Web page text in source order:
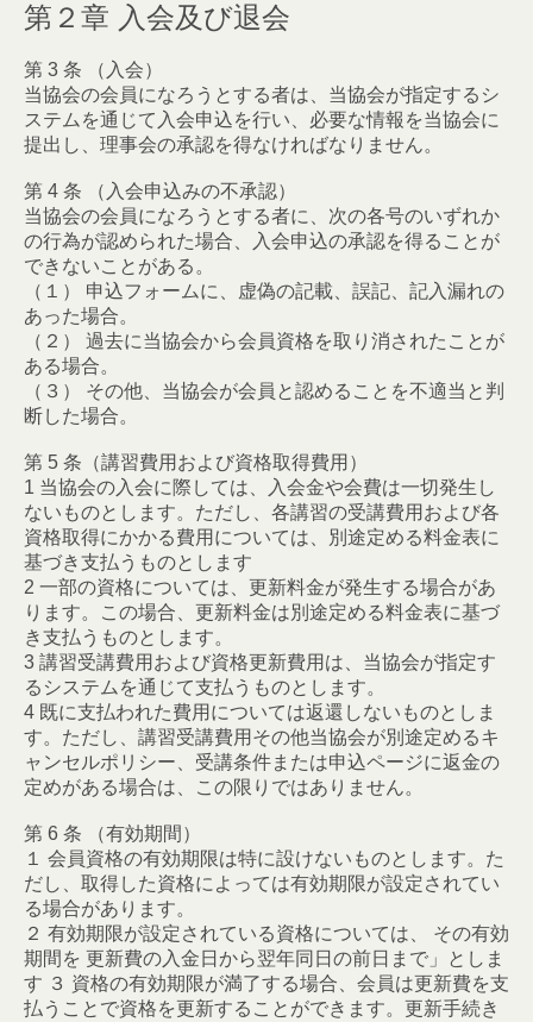
第２章 入会及び退会
第 3 条 （入会）
当協会の会員になろうとする者は、当協会が指定するシ
ステムを通じて入会申込を行い、必要な情報を当協会に
提出し、理事会の承認を得なければなりません。
第 4 条 （入会申込みの不承認）
当協会の会員になろうとする者に、次の各号のいずれか
の行為が認められた場合、入会申込の承認を得ることが
できないことがある。
（１） 申込フォームに、虚偽の記載、誤記、記入漏れの
あった場合。
（２） 過去に当協会から会員資格を取り消されたことが
ある場合。
（３） その他、当協会が会員と認めることを不適当と判
断した場合。
第 5 条（講習費用および資格取得費用）
1 当協会の入会に際しては、入会金や会費は一切発生し
ないものとします。ただし、各講習の受講費用および各
資格取得にかかる費用については、別途定める料金表に
基づき支払うものとします
2 一部の資格については、更新料金が発生する場合があ
ります。この場合、更新料金は別途定める料金表に基づ
き支払うものとします。
3 講習受講費用および資格更新費用は、当協会が指定す
るシステムを通じて支払うものとします。
4 既に支払われた費用については返還しないものとしま
す。ただし、講習受講費用その他当協会が別途定めるキ
ャンセルポリシー、受講条件または申込ページに返金の
定めがある場合は、この限りではありません。
第 6 条 （有効期間）
１ 会員資格の有効期限は特に設けないものとします。た
だし、取得した資格によっては有効期限が設定されてい
る場合があります。
２ 有効期限が設定されている資格については、 その有効
期間を 更新費の入金日から翌年同日の前日まで」としま
す ３ 資格の有効期限が満了する場合、会員は更新費を支
払うことで資格を更新することができます。更新手続き